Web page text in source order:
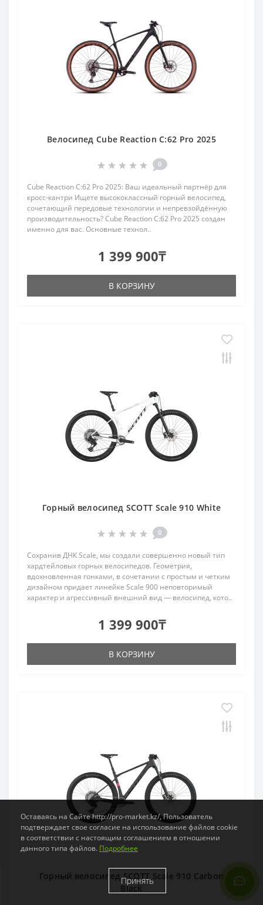
Велосипед Cube Reaction C:62 Pro 2025
0
Cube Reaction C:62 Pro 2025: Ваш идеальный партнёр для
кросс-кантри Ищете высококлассный горный велосипед,
сочетающий передовые технологии и непревзойдённую
производительность? Cube Reaction C:62 Pro 2025 создан
именно для вас. Основные технол..
1 399 900₸
В КОРЗИНУ
Горный велосипед SCOTT Scale 910 White
0
Сохранив ДНК Scale, мы создали совершенно новый тип
хардтейловых горных велосипедов. Геометрия,
вдохновленная гонками, в сочетании с простым и четким
дизайном придает линейке Scale 900 неповторимый
характер и агрессивный внешний вид — велосипед, кото..
1 399 900₸
В КОРЗИНУ
Горный велосипед SCOTT Scale 910 Carbon
Black
Оставаясь на Сайте http://pro-market.kz/, Пользователь
подтверждает свое согласие на использование файлов cookie
в соответствии с настоящим соглашением в отношении
данного типа файлов. Подробнее
Принять